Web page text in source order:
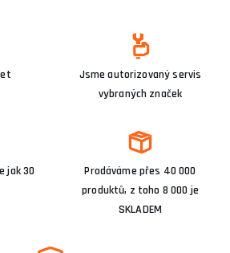
potřeby a finanční možnosti.
značky Ryobi představují ideální
a inovativních funkcí. Zejména pro
Jsme autorizovaný servis
vybraných značek
jak 30
Prodáváme přes 40 000
produktů, z toho 8 000 je
SKLADEM